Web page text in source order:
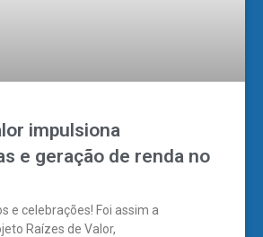
impulsiona
e geração de renda no
e celebrações! Foi assim a
Raízes de Valor,